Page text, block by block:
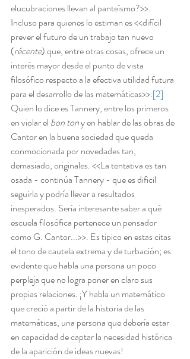
elucubraciones llevan al panteísmo?>>.
Incluso para quienes lo estiman es <<difícil
prever el futuro de un trabajo tan nuevo
(récente) que, entre otras cosas, ofrece un
interés mayor desde el punto de vista
filosófico respecto a la efectiva utilidad futura
para el desarrollo de las matemáticas>>.[2]
Quien lo dice es Tannery, entre los primeros
en violar el bon ton y en hablar de las obras de
Cantor en la buena sociedad que queda
conmocionada por novedades tan,
demasiado, originales. <<La tentativa es tan
osada - continúa Tannery - que es dificil
seguirla y podría llevar a resultados
inesperados. Sería interesante saber a qué
escuela filosófica pertenece un pensador
como G. Cantor...>>. Es tipico en estas citas
el tono de cautela extrema y de turbación; es
evidente que habla una persona un poco
perpleja que no logra poner en claro sus
propias relaciones. ¡Y habla un matemático
que creció a partir de la historia de las
matemáticas, una persona que debería estar
en capacidad de captar la necesidad histórica
de la aparición de ideas nuevas!